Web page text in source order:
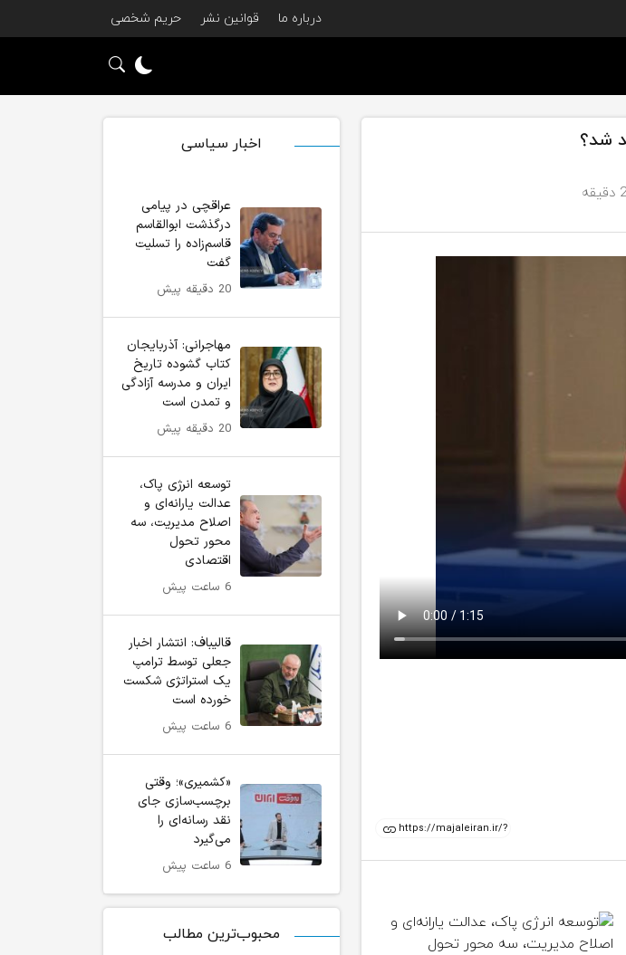
درباره ما قوانین نشر حریم شخصی
اخبار سیاسی
عراقچی در پیامی
درگذشت ابوالقاسم
قاسم‌زاده را تسلیت
گفت
20 دقیقه پیش
مهاجرانی: آذربایجان
کتاب گشوده تاریخ
ایران و مدرسه آزادگی
و تمدن است
20 دقیقه پیش
توسعه انرژی پاک،
عدالت یارانه‌ای و
اصلاح مدیریت، سه
محور تحول
اقتصادی
6 ساعت پیش
قالیباف: انتشار اخبار
جعلی توسط ترامپ
یک استراتژی شکست
خورده است
6 ساعت پیش
«کشمیری»؛ وقتی
برچسب‌سازی جای
نقد رسانه‌ای را
می‌گیرد
6 ساعت پیش
محبوب‌ترین مطالب